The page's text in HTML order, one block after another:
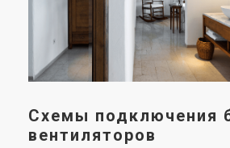
Схемы подключения
вентиляторов